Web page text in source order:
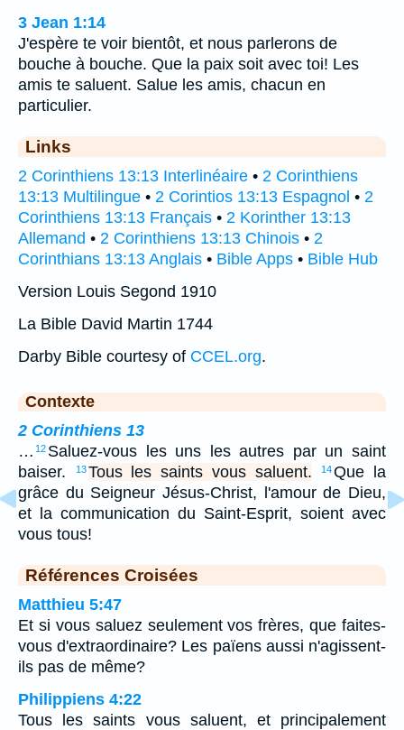
3 Jean 1:14
J'espère te voir bientôt, et nous parlerons de
bouche à bouche. Que la paix soit avec toi! Les
amis te saluent. Salue les amis, chacun en
particulier.
Links
2 Corinthiens 13:13 Interlinéaire • 2 Corinthiens
13:13 Multilingue • 2 Corintios 13:13 Espagnol • 2
Corinthiens 13:13 Français • 2 Korinther 13:13
Allemand • 2 Corinthiens 13:13 Chinois • 2
Corinthians 13:13 Anglais • Bible Apps • Bible Hub
Version Louis Segond 1910
La Bible David Martin 1744
Darby Bible courtesy of CCEL.org.
Contexte
2 Corinthiens 13
… 12 Saluez-vous les uns les autres par un saint
baiser.
13Tous les saints vous saluent. 14Que la
grâce du Seigneur Jésus-Christ, l'amour de Dieu,
et la communication du Saint-Esprit, soient avec
vous tous!
Références Croisées
Matthieu 5:47
Et si vous saluez seulement vos frères, que faites-
vous d'extraordinaire? Les païens aussi n'agissent-
ils pas de même?
Philippiens 4:22
Tous les saints vous saluent, et principalement